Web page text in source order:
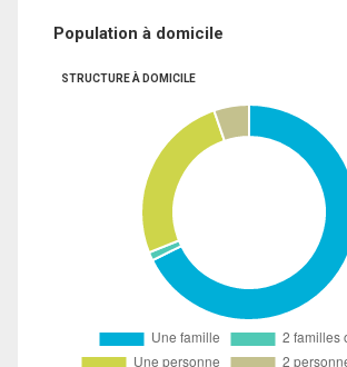
Population à domicile
STRUCTURE À DOMICILE